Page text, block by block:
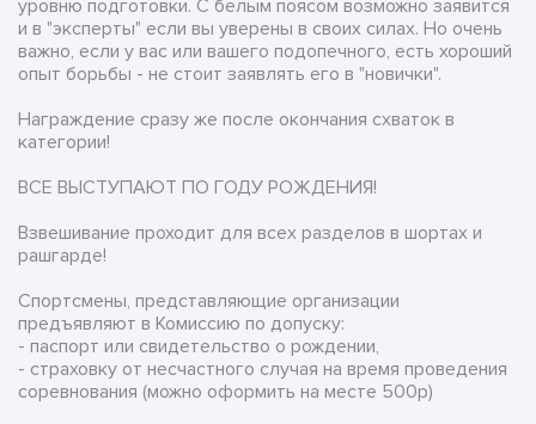
уровню подготовки. С белым поясом возможно заявится
и в "эксперты" если вы уверены в своих силах. Но очень
важно, если у вас или вашего подопечного, есть хороший
опыт борьбы - не стоит заявлять его в "новички".
Награждение сразу же после окончания схваток в
категории!
ВСЕ ВЫСТУПАЮТ ПО ГОДУ РОЖДЕНИЯ!
Взвешивание проходит для всех разделов в шортах и
рашгарде!
Спортсмены, представляющие организации
предъявляют в Комиссию по допуску:
- паспорт или свидетельство о рождении,
- страховку от несчастного случая на время проведения
соревнования (можно оформить на месте 500р)